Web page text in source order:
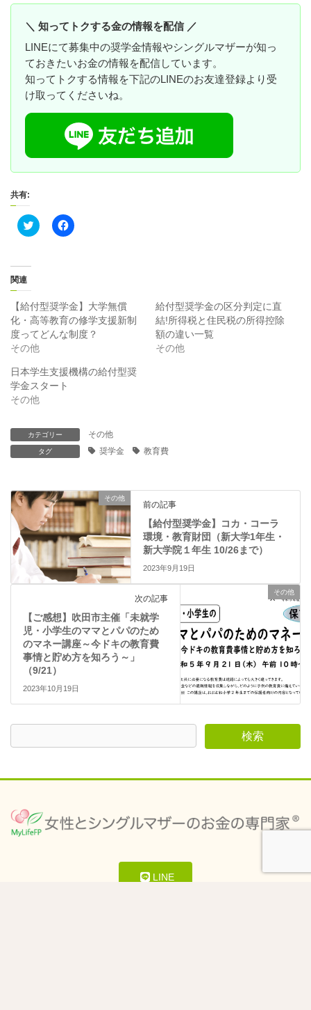
＼ 知ってトクする金の情報を配信 ／
LINEにて募集中の奨学金情報やシングルマザーが知っ
ておきたいお金の情報を配信しています。
知ってトクする情報を下記のLINEのお友達登録より受
け取ってくださいね。
共有:
ク
リ
t
t
e
r
で
共
(
新
し
い
ウ
ド
ウ
で
開
)
F
a
共
有
す
る
に
リ
ッ
さ
い
新
ィ
ン
ド
ウ
で
開
き
ま
す
)
関連
【給付型奨学金】大学無償
化・高等教育の修学支援新制
度ってどんな制度？
その他
給付型奨学金の区分判定に直
結!所得税と住民税の所得控除
額の違い一覧
その他
日本学生支援機構の給付型奨
学金スタート
その他
カテゴリー その他
タグ 奨学金 教育費
その他
前の記事
【給付型奨学金】コカ・コーラ
環境・教育財団（新大学1年生・
新大学院１年生 10/26まで）
2023年9月19日
その他
次の記事
【ご感想】吹田市主催「未就学
児・小学生のママとパパのため
のマネー講座～今ドキの教育費
事情と貯め方を知ろう～」
（9/21）
2023年10月19日
LINE